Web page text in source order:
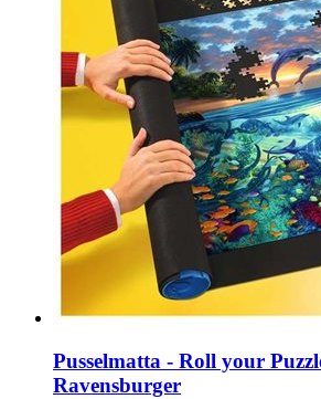
Pusselmatta - Roll your
Ravensburger